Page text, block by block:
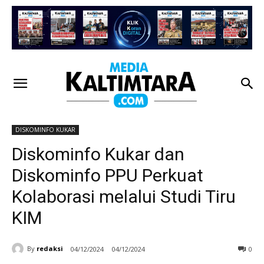
DISKOMINFO KUKAR
Diskominfo Kukar dan
Diskominfo PPU Perkuat
Kolaborasi melalui Studi Tiru
KIM
By redaksi 04/12/2024 04/12/2024 0